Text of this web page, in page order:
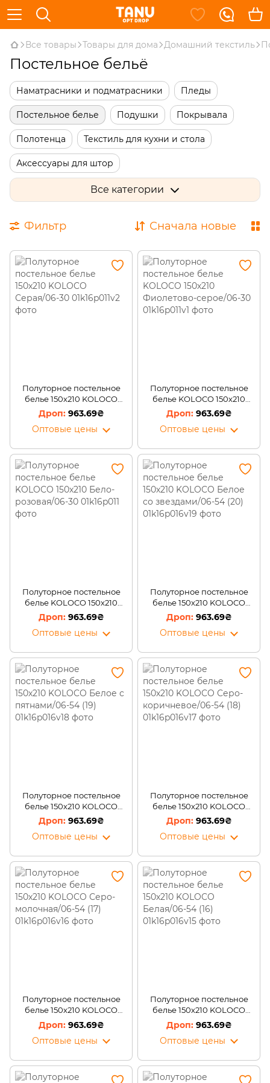
Все товары Товары для дома Домашний текстиль
Постельное бельё
Наматрасники и подматрасники Пледы
Постельное белье Подушки Покрывала
Полотенца Текстиль для кухни и стола
Аксессуары для штор
Детский текстиль и матрасы Простыни
Все категории
Фильтр Сначала новые
Полуторное постельное
белье 150х210 KOLOCO
Серая/06-30
963.69₴
Оптовые цены
Полуторное постельное
белье KOLOCO 150х210
Фиолетово-серое/06-30
963.69₴
Оптовые цены
Полуторное постельное
белье KOLOCO 150х210
Бело-розовая/06-30
963.69₴
Оптовые цены
Полуторное постельное
белье 150х210 KOLOCO
Белое со звездами/06-54
963.69₴
Оптовые цены
Полуторное постельное
белье 150х210 KOLOCO
Белое с пятнами/06-54 (19)
963.69₴
Оптовые цены
Полуторное постельное
белье 150х210 KOLOCO
Серо-коричневое/06-54
963.69₴
Оптовые цены
Полуторное постельное
белье 150х210 KOLOCO
Серо-молочная/06-54 (17)
963.69₴
Оптовые цены
Полуторное постельное
белье 150х210 KOLOCO
Белая/06-54 (16)
963.69₴
Оптовые цены